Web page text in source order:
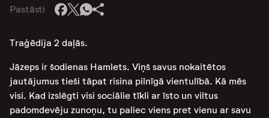
Pastāsti
Traģēdija 2 daļās.
Jāzeps ir šodienas Hamlets. Viņš savus nokaitētos
jautājumus tieši tāpat risina pilnīgā vientulībā. Kā mēs
visi. Kad izslēgti visi sociālie tīkli ar īsto un viltus
padomdevēju zunoņu, tu paliec viens pret vienu ar savu